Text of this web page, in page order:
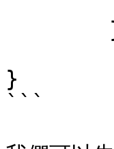
}
```